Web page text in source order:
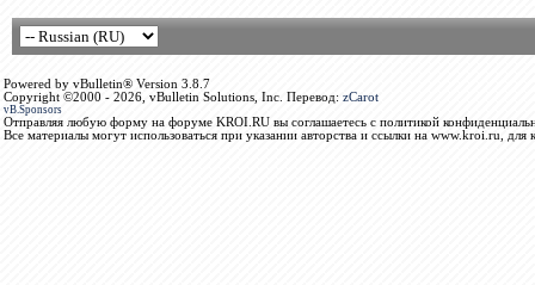
Powered by vBulletin® Version 3.8.7
Copyright ©2000 - 2026, vBulletin Solutions, Inc. Перевод: zCarot
vB.Sponsors
Отправляя любую форму на форуме KROI.RU вы соглашаетесь с политикой
Все материалы могут использоваться при указании авторства и ссылки на www.kroi.ru, для